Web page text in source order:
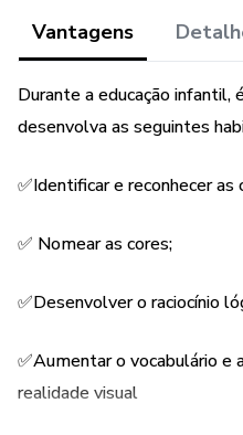
ensino das cores na
Vantagens
Durante a educação infantil,
desenvolva as seguintes
✅Identificar e reconhecer as
✅ Nomear as cores;
✅Desenvolver o raciocínio
✅Aumentar o vocabulário e
realidade visual